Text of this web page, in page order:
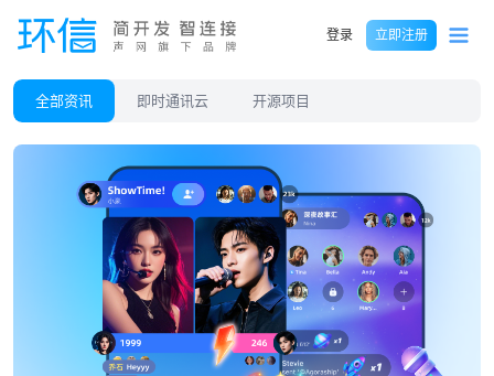
登录 立即注册
全部资讯 即时通讯云 开源项目